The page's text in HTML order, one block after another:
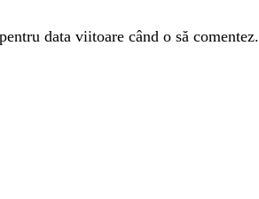
data viitoare când o să comentez.